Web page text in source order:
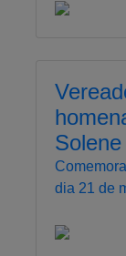
Solene
dia 21 de